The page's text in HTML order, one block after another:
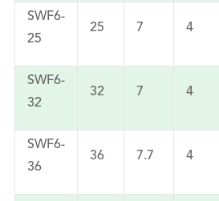
SWF6-
25
25 7 4
SWF6-
32
32 7 4
SWF6-
36
36 7.7 4